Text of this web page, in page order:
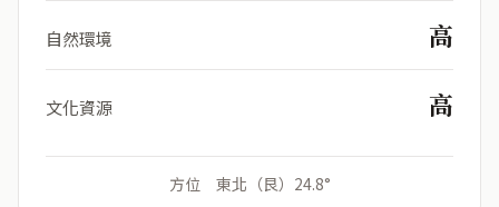
自然環境 高
文化資源 高
方位 東北（艮）24.8°